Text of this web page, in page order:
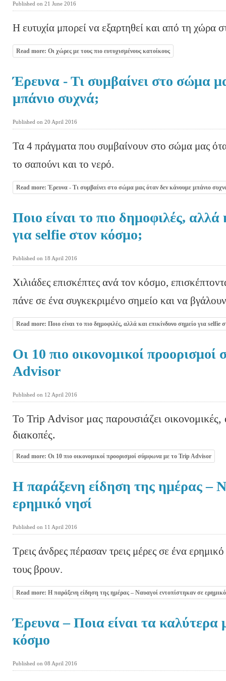
Published on 21 June 2016
Η ευτυχία μπορεί να εξαρτηθεί και από τη χώρα
Read more: Οι χώρες με τους πιο ευτυχισμένους κατοίκους
Έρευνα - Τι συμβαίνει στο σώμα
μπάνιο συχνά;
Published on 20 April 2016
Τα 4 πράγματα που συμβαίνουν στο σώμα μας
το σαπούνι και το νερό.
Read more: Έρευνα - Τι συμβαίνει στο σώμα μας όταν δεν κάνουμε μπάνιο
Ποιο είναι το πιο δημοφιλές, αλλά
για selfie στον κόσμο;
Published on 18 April 2016
Χιλιάδες επισκέπτες ανά τον κόσμο,
πάνε σε ένα συγκεκριμένο σημείο και να
Read more: Ποιο είναι το πιο δημοφιλές, αλλά και επικίνδυνο σημείο για selfie
Οι 10 πιο οικονομικοί
Advisor
Published on 12 April 2016
Το Trip Advisor μας παρουσιάζει ο
διακοπές.
Read more: Οι 10 πιο οικονομικοί προορισμοί σύμφωνα με το Trip Advisor
Η παράξενη είδηση της ημέρας –
ερημικό νησί
Published on 11 April 2016
Τρεις άνδρες πέρασαν τρεις μέρες σε ένα
τους βρουν.
Read more: Η παράξενη είδηση της ημέρας – Ναυαγοί εντοπίστηκαν σε
Έρευνα – Ποια είναι τα καλύτερα
κόσμο
Published on 08 April 2016